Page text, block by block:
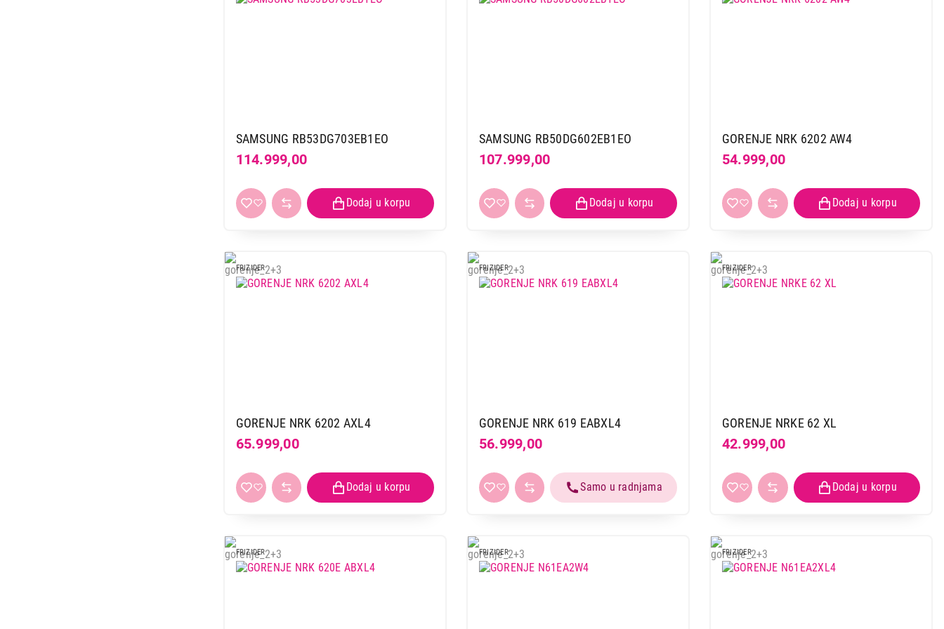
SAMSUNG RB53DG703EB1EO
114.999,00
SAMSUNG RB50DG602EB1EO
107.999,00
GORENJE NRK 6202 AW4
54.999,00
FRIZIDER
GORENJE NRK 6202 AXL4
65.999,00
FRIZIDER
GORENJE NRK 619 EABXL4
56.999,00
FRIZIDER
GORENJE NRKE 62 XL
42.999,00
FRIZIDER FRIZIDER FRIZIDER